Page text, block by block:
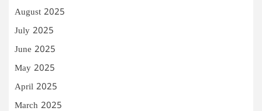
August 2025
July 2025
June 2025
May 2025
April 2025
March 2025